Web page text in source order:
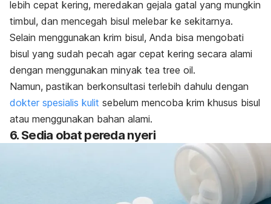
lebih cepat kering, meredakan gejala gatal yang mungkin
timbul, dan mencegah bisul melebar ke sekitarnya.
Selain menggunakan krim bisul, Anda bisa mengobati
bisul yang sudah pecah agar cepat kering secara alami
dengan menggunakan minyak tea tree oil.
Namun, pastikan berkonsultasi terlebih dahulu dengan
dokter spesialis kulit sebelum mencoba krim khusus bisul
atau menggunakan bahan alami.
6. Sedia obat pereda nyeri